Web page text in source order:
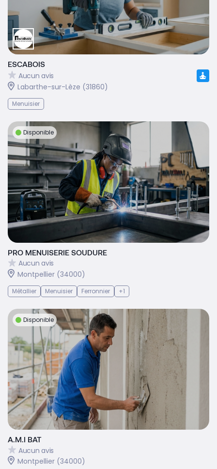
ESCABOIS
Aucun avis
Labarthe-sur-Lèze (31860)
Menuisier
Disponible
PRO MENUISERIE SOUDURE
Aucun avis
Montpellier (34000)
Métallier Menuisier Ferronnier +1
Disponible
A.M.I BAT
Aucun avis
Montpellier (34000)